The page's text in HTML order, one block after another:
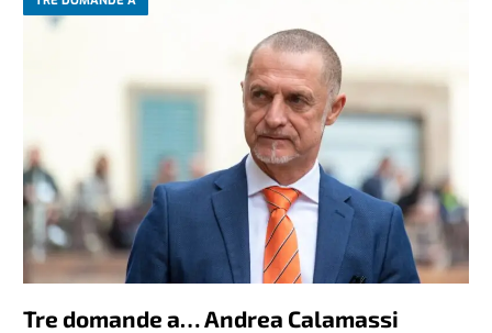
Tre domande a… Andrea Calamassi